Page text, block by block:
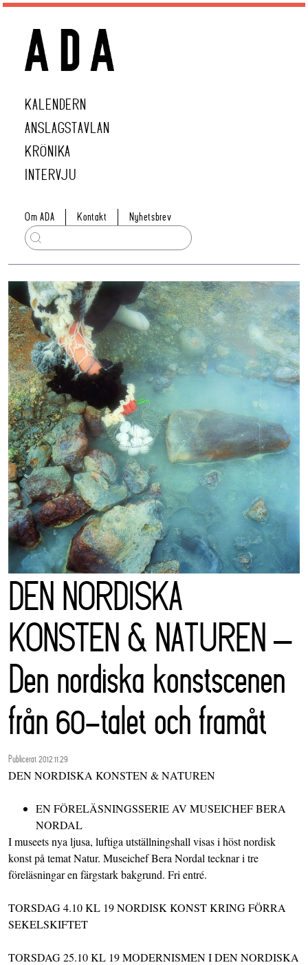
KALENDERN
ANSLAGSTAVLAN
KRÖNIKA
INTERVJU
Om ADA Kontakt Nyhetsbrev
DEN NORDISKA
KONSTEN & NATUREN –
Den nordiska konstscenen
från 60-talet och framåt
Publicerat 2012.11.29
DEN NORDISKA KONSTEN & NATUREN
EN FÖRELÄSNINGSSERIE AV MUSEICHEF BERA
NORDAL
I museets nya ljusa, luftiga utställningshall visas i höst nordisk
konst på temat Natur. Museichef Bera Nordal tecknar i tre
föreläsningar en färgstark bakgrund. Fri entré.
TORSDAG 4.10 KL 19 NORDISK KONST KRING FÖRRA
SEKELSKIFTET
TORSDAG 25.10 KL 19 MODERNISMEN I DEN NORDISKA